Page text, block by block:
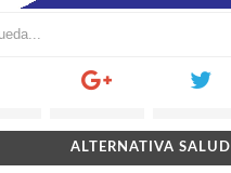
ALTERNATIVA SALUD